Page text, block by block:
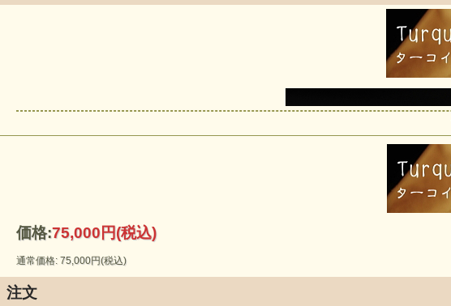
価格:75,000円(税込)
通常価格: 75,000円(税込)
注文